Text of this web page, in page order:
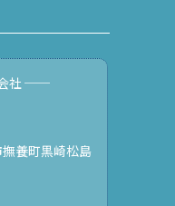
社 ──
養町黒崎松島